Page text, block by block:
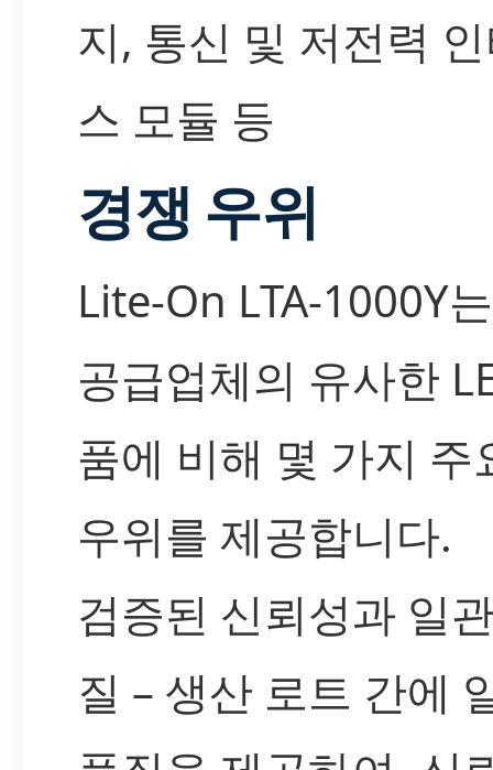
지, 통신 및 저전력
스 모듈 등
경쟁 우위
Lite-On LTA-1000Y
공급업체의 유사한
품에 비해 몇 가지 주
우위를 제공합니다.
검증된 신뢰성과 일
질 – 생산 로트 간에